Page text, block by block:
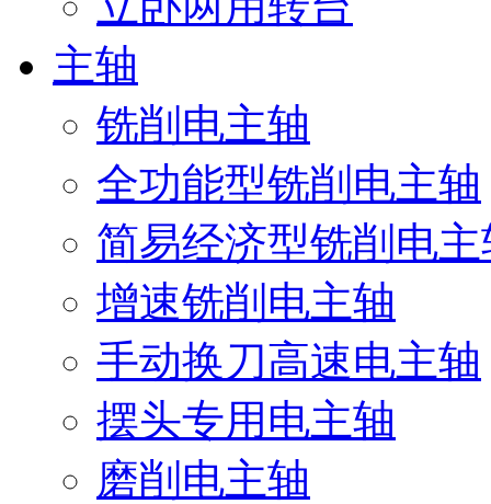
主轴
铣削电主轴
全功能型铣削电主轴
简易经济型铣削电主
增速铣削电主轴
手动换刀高速电主轴
摆头专用电主轴
磨削电主轴